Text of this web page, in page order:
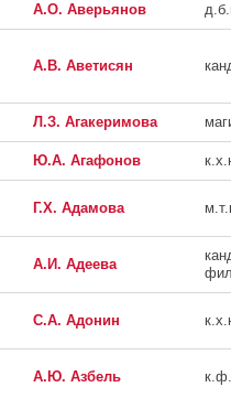
А.О. Аверьянов
А.В. Аветисян
Л.З. Агакеримова
Ю.А. Агафонов
Г.Х. Адамова
А.И. Адеева
С.А. Адонин
А.Ю. Азбель